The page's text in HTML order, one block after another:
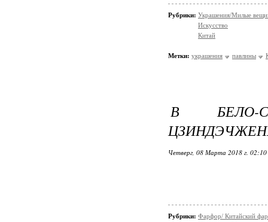
Рубрики: Украшения/Милые
Искусство
Китай
Метки: украшения павлины
В БЕЛО-
Четверг, 08 Марта 2018 г. 02:10
Рубрики: Фарфор/ Китайский